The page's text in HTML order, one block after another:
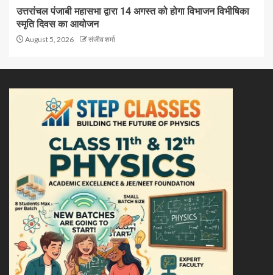
उत्तरांचल पंजाबी महासभा द्वारा 14 अगस्त को होगा विभाजन विभीषिका
स्मृति दिवस का आयोजन
August 5, 2026 संजीव शर्मा